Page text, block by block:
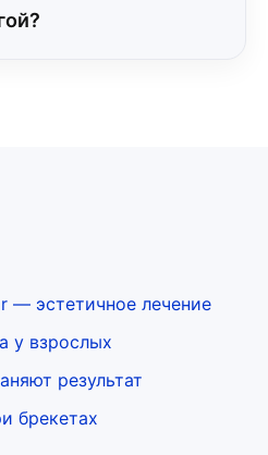
— эстетичное лечение
у взрослых
результат
брекетах